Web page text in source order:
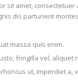
sit amet,
dis parturient
massa quis enim.
fringilla vel, aliquet
ut, imperdiet a,